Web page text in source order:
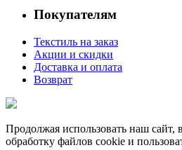
Покупателям
Текстиль на заказ
Акции и скидки
Доставка и оплата
Возврат
Продолжая использовать наш сайт,
обработку файлов cookie и